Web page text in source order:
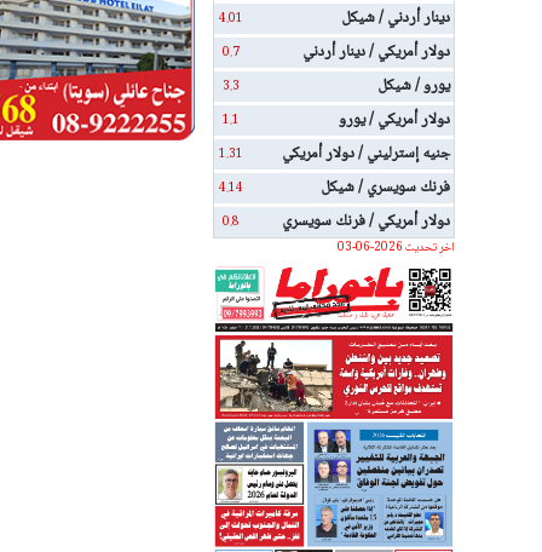
دينار أردني / شيكل 4.01
دولار أمريكي / دينار أردني 0.7
يورو / شيكل 3.3
دولار أمريكي / يورو 1.1
جنيه إسترليني / دولار أمريكي 1.31
فرنك سويسري / شيكل 4.14
دولار أمريكي / فرنك سويسري
0.8
اخر تحديث 2026-06-03